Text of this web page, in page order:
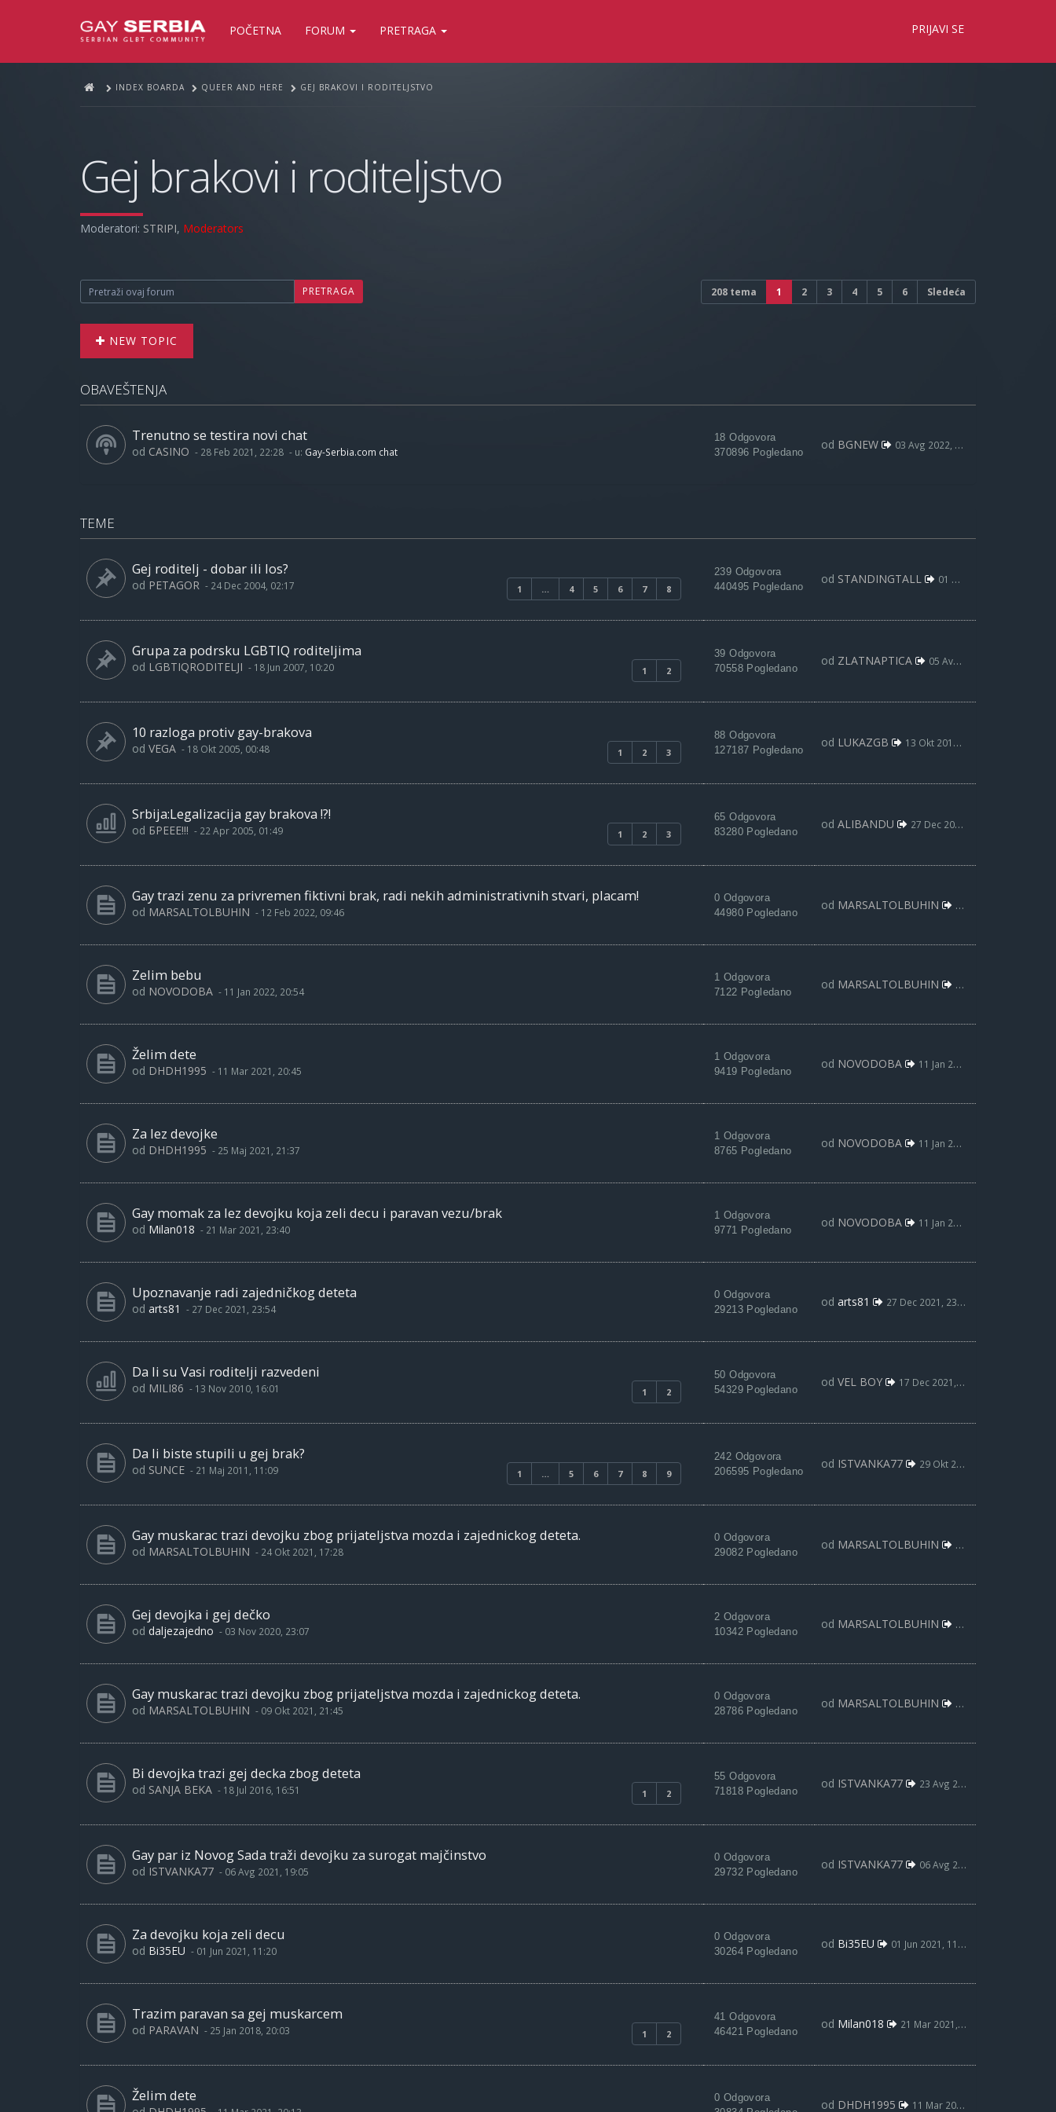
POČETNA FORUM PRETRAGA PRIJAVI SE
INDEX BOARDA QUEER AND HERE GEJ BRAKOVI I RODITELJSTVO
Gej brakovi i roditeljstvo
Moderatori: STRIPI, Moderators
PRETRAGA 208 tema 1 2 3 4 5 6 Sledeća
NEW TOPIC
OBAVEŠTENJA
Trenutno se testira novi chat
od CASINO - 28 Feb 2021, 22:28 - u: Gay-Serbia.com chat
18 Odgovora
370896 Pogledano
od BGNEW 03 Avg 2022, 09:59
TEME
Gej roditelj - dobar ili los?
1 … 4 5 6 7 8
od PETAGOR - 24 Dec 2004, 02:17
239 Odgovora
440495 Pogledano
od STANDINGTALL 01 Maj 2020, 21:01
Grupa za podrsku LGBTIQ roditeljima
1 2
od LGBTIQRODITELJI - 18 Jun 2007, 10:20
39 Odgovora
70558 Pogledano
od ZLATNAPTICA 05 Avg 2018, 19:32
10 razloga protiv gay-brakova
1 2 3
od VEGA - 18 Okt 2005, 00:48
88 Odgovora
127187 Pogledano
od LUKAZGB 13 Okt 2017, 21:29
Srbija:Legalizacija gay brakova !?!
1 2 3
od БРЕЕЕ!!! - 22 Apr 2005, 01:49
65 Odgovora
83280 Pogledano
od ALIBANDU 27 Dec 2012, 23:01
Gay trazi zenu za privremen fiktivni brak, radi nekih administrativnih stvari, placam!
od MARSALTOLBUHIN - 12 Feb 2022, 09:46
0 Odgovora
44980 Pogledano
od MARSALTOLBUHIN 12 Feb 2022, 09:46
Zelim bebu
od NOVODOBA - 11 Jan 2022, 20:54
1 Odgovora
7122 Pogledano
od MARSALTOLBUHIN 12 Feb 2022, 09:40
Želim dete
od DHDH1995 - 11 Mar 2021, 20:45
1 Odgovora
9419 Pogledano
od NOVODOBA 11 Jan 2022, 21:24
Za lez devojke
od DHDH1995 - 25 Maj 2021, 21:37
1 Odgovora
8765 Pogledano
od NOVODOBA 11 Jan 2022, 21:22
Gay momak za lez devojku koja zeli decu i paravan vezu/brak
od Milan018 - 21 Mar 2021, 23:40
1 Odgovora
9771 Pogledano
od NOVODOBA 11 Jan 2022, 21:19
Upoznavanje radi zajedničkog deteta
od arts81 - 27 Dec 2021, 23:54
0 Odgovora
29213 Pogledano
od arts81 27 Dec 2021, 23:54
Da li su Vasi roditelji razvedeni
1 2
od MILI86 - 13 Nov 2010, 16:01
50 Odgovora
54329 Pogledano
od VEL BOY 17 Dec 2021, 15:38
Da li biste stupili u gej brak?
1 … 5 6 7 8 9
od SUNCE - 21 Maj 2011, 11:09
242 Odgovora
206595 Pogledano
od ISTVANKA77 29 Okt 2021, 03:27
Gay muskarac trazi devojku zbog prijateljstva mozda i zajednickog deteta.
od MARSALTOLBUHIN - 24 Okt 2021, 17:28
0 Odgovora
29082 Pogledano
od MARSALTOLBUHIN 24 Okt 2021, 17:28
Gej devojka i gej dečko
od daljezajedno - 03 Nov 2020, 23:07
2 Odgovora
10342 Pogledano
od MARSALTOLBUHIN 09 Okt 2021, 23:33
Gay muskarac trazi devojku zbog prijateljstva mozda i zajednickog deteta.
od MARSALTOLBUHIN - 09 Okt 2021, 21:45
0 Odgovora
28786 Pogledano
od MARSALTOLBUHIN 09 Okt 2021, 21:45
Bi devojka trazi gej decka zbog deteta
1 2
od SANJA BEKA - 18 Jul 2016, 16:51
55 Odgovora
71818 Pogledano
od ISTVANKA77 23 Avg 2021, 03:55
Gay par iz Novog Sada traži devojku za surogat majčinstvo
od ISTVANKA77 - 06 Avg 2021, 19:05
0 Odgovora
29732 Pogledano
od ISTVANKA77 06 Avg 2021, 19:05
Za devojku koja zeli decu
od Bi35EU - 01 Jun 2021, 11:20
0 Odgovora
30264 Pogledano
od Bi35EU 01 Jun 2021, 11:20
Trazim paravan sa gej muskarcem
1 2
od PARAVAN - 25 Jan 2018, 20:03
41 Odgovora
46421 Pogledano
od Milan018 21 Mar 2021, 23:33
Želim dete
0 Odgovora
od DHDH1995 11 Mar 2021, 20:13